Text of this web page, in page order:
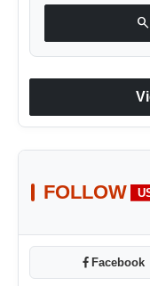
search
FOLLOW
Facebook